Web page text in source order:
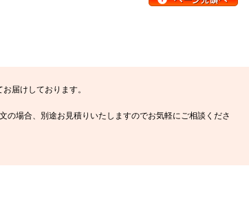
届けしております。
場合、別途お見積りいたしますのでお気軽にご相談くださ